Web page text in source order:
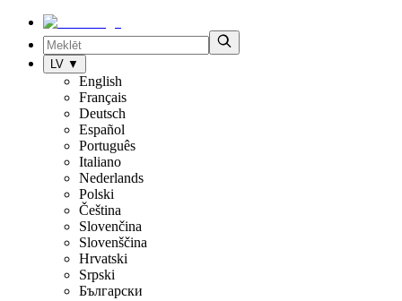
LV ▼
English
Français
Deutsch
Español
Português
Italiano
Nederlands
Polski
Čeština
Slovenčina
Slovenščina
Hrvatski
Srpski
Български